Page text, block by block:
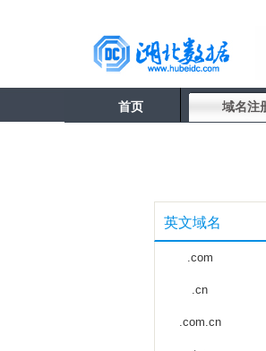
首页 域名注
英文域名
.com
.cn
.com.cn